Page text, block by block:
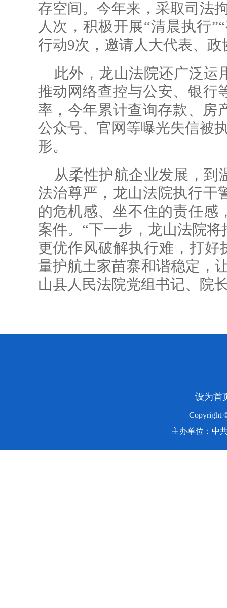
存空间。今年来，采取司法
人次，积极开展“清晨执行
行动9次，邀请人大代表、
此外，龙山法院还广泛运
推动网络查控与公安、银行
率，今年累计查询存款、房
公众号、官网等曝光失信被
形。
从柔性护航企业发展，到
法治尊严，龙山法院执行干
的危机感、坐不住的责任感
案件。“下一步，龙山法院
更优作风破解执行难，打好
量护航土家苗寨和谐稳定，
山县人民法院党组书记、院
设为首
Copyright
主办单位：中